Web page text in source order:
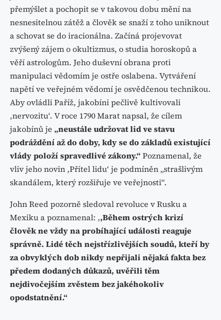
přemýšlet a pochopit se v takovou dobu mění na
nesnesitelnou zátěž a člověk se snaží z toho uniknout
a schovat se do iracionálna. Začíná projevovat
zvýšený zájem o okultizmus, o studia horoskopů a
věří astrologům. Jeho duševní obrana proti
manipulaci vědomím je ostře oslabena. Vytváření
napětí ve veřejném vědomí je osvědčenou technikou.
Aby ovládli Paříž, jakobíni pečlivě kultivovali
,nervozitu‘. V roce 1790 Marat napsal, že cílem
jakobínů je „neustále udržovat lid ve stavu
podráždění až do doby, kdy se do základů existující
vlády položí spravedlivé zákony.“ Poznamenal, že
vliv jeho novin ,Přítel lidu‘ je podmíněn „strašlivým
skandálem, který rozšiřuje ve veřejnosti“.
John Reed pozorně sledoval revoluce v Rusku a
Mexiku a poznamenal: ,,Během ostrých krizí
člověk ne vždy na probíhající události reaguje
správně. Lidé těch nejstřízlivějších soudů, kteří by
za obvyklých dob nikdy nepřijali nějaká fakta bez
předem dodaných důkazů, uvěřili těm
nejdivočejším zvěstem bez jakéhokoliv
opodstatnění.“